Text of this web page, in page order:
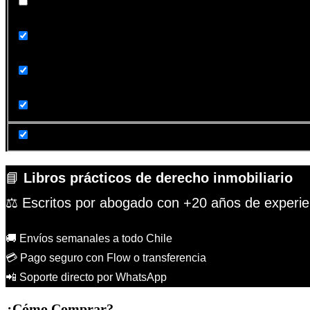
📘 Libros prácticos de derecho inmobiliario
⚖️ Escritos por abogado con +20 años de
🚚 Envíos semanales a todo Chile
💳 Pago seguro con Flow o transferencia
📲 Soporte directo por WhatsApp